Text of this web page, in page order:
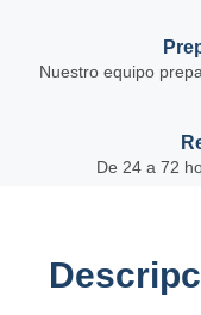
Nuestro equipo
De 24 a 72